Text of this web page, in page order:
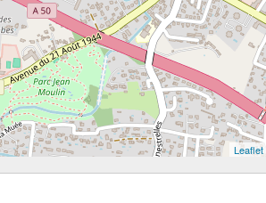
Leaflet